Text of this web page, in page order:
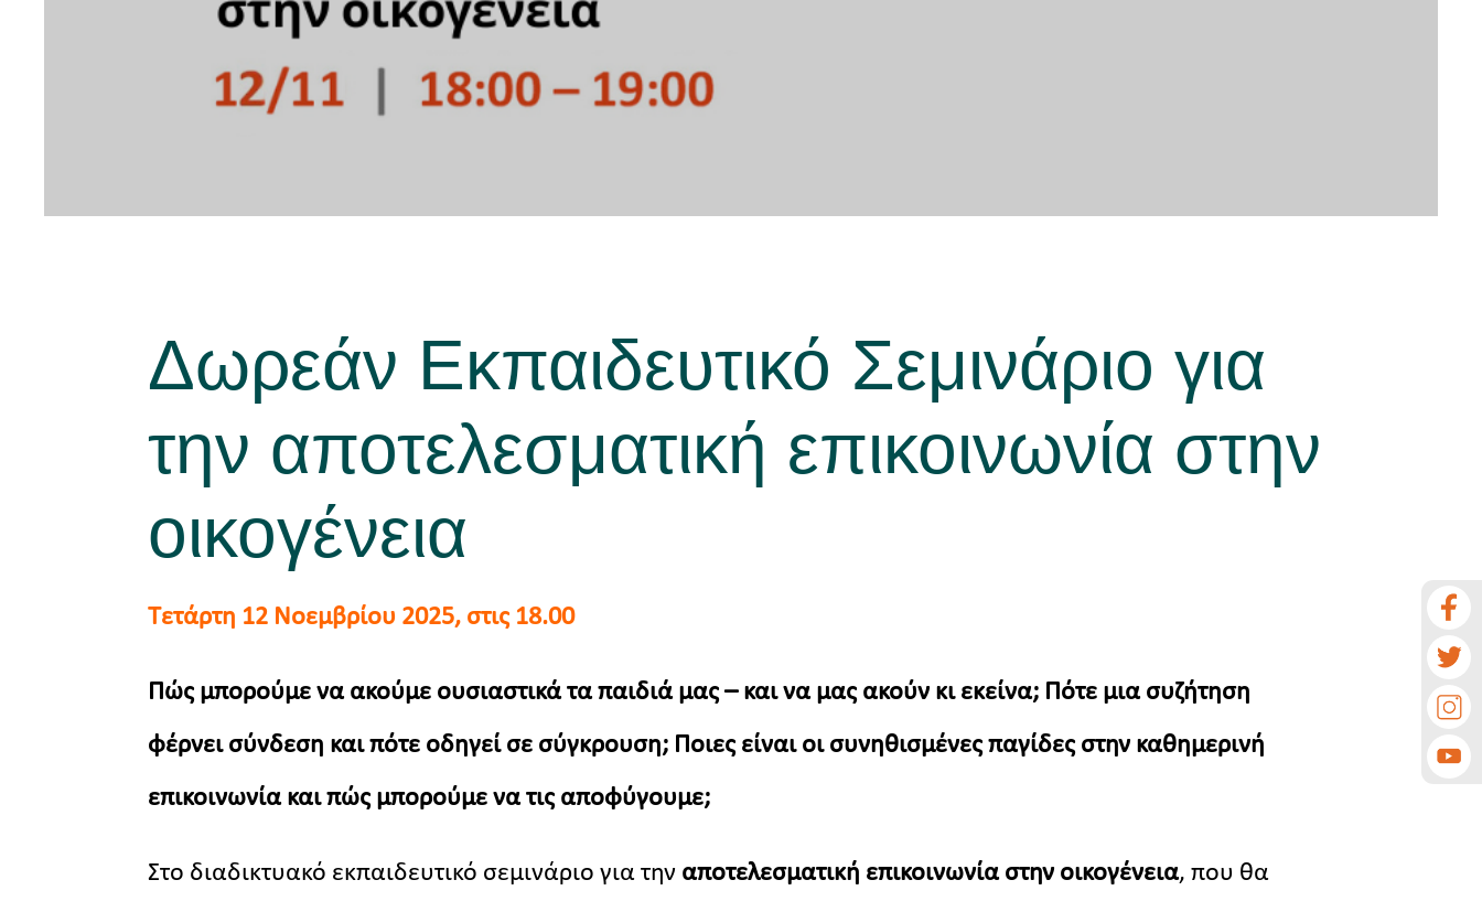
Δωρεάν Εκπαιδευτικό Σεμινάριο για
την αποτελεσματική επικοινωνία στην
οικογένεια
Τετάρτη 12 Νοεμβρίου 2025, στις 18.00
Πώς μπορούμε να ακούμε ουσιαστικά τα παιδιά μας – και να μας ακούν κι εκείνα; Πότε μια συζήτηση
φέρνει σύνδεση και πότε οδηγεί σε σύγκρουση; Ποιες είναι οι συνηθισμένες παγίδες στην καθημερινή
επικοινωνία και πώς μπορούμε να τις αποφύγουμε;
Στο διαδικτυακό εκπαιδευτικό σεμινάριο για την αποτελεσματική επικοινωνία στην οικογένεια, που θα